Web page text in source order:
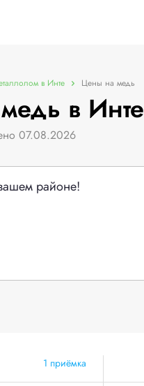
в Инте Цены на медь
в Инте
07.08.2026
районе!
1 приёмка